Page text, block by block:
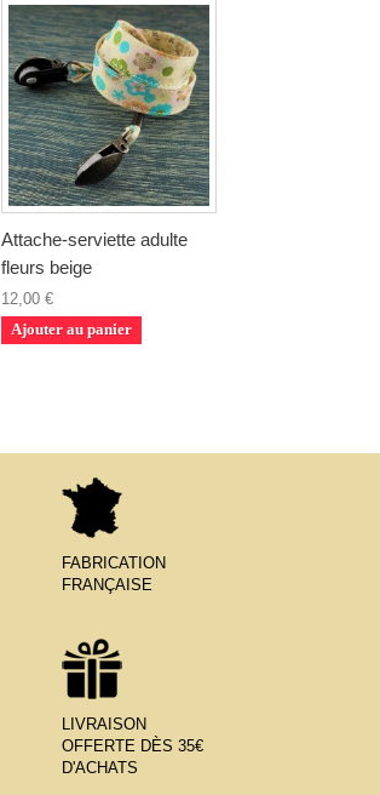
Attache-serviette adulte
fleurs beige
12,00 €
Ajouter au panier
FABRICATION
FRANÇAISE
LIVRAISON
OFFERTE DÈS 35€
D'ACHATS